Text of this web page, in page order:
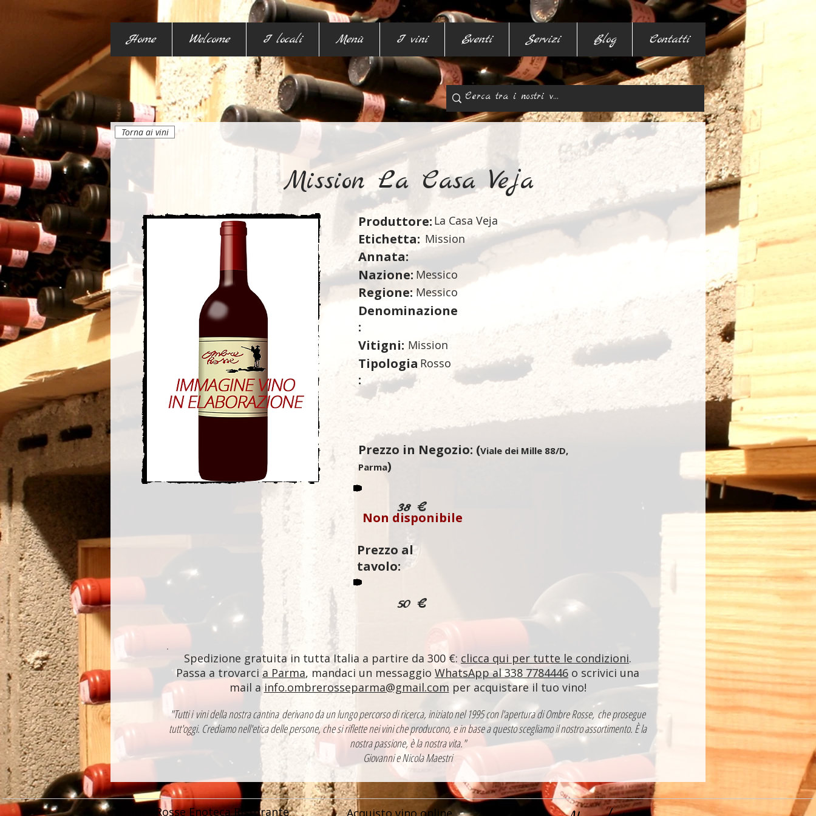
Home Welcome I locali Menù I vini Eventi Servizi Blog Contatti
Torna ai vini
Mission La Casa Veja
Produttore: La Casa Veja
Etichetta: Mission
Annata:
Nazione: Messico
Regione: Messico
Denominazione
:
Vitigni: Mission
Tipologia
:
Rosso
Prezzo in Negozio: (Viale dei Mille 88/D,
Parma)
38 €
Non disponibile
Prezzo al
tavolo:
50 €
Spedizione gratuita in tutta Italia a partire da 300 €: clicca qui per tutte le condizioni.
Passa a trovarci a Parma, mandaci un messaggio WhatsApp al 338 7784446 o scrivici una
mail a info.ombrerosseparma@gmail.com per acquistare il tuo vino!
"Tutti i vini della nostra cantina derivano da un lungo percorso di ricerca, iniziato nel 1995 con l'apertura di Ombre Rosse, che prosegue
tutt'oggi. Crediamo nell'etica delle persone, che si riflette nei vini che producono, e in base a questo scegliamo il nostro assortimento. È la
nostra passione, è la nostra vita."
Giovanni e Nicola Maestri
Ombre Rosse Enoteca Ristorante Acquisto vino online